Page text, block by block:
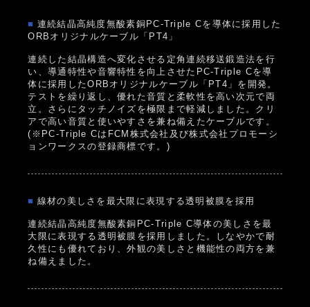
■ 連続結晶高純度無酸素銅PC-Triple Cを導体に採用した
ORBオリジナルケーブル「PT4」
連続した結晶構造へ変化させる定角連続移送鍛造法を行
い、導通特性や音響特性を向上させたPC-Triple Cを導
体に採用したORBオリジナルケーブル「PT4」を開発。
テストを繰り返し、優れた音質と柔軟性を高い次元で両
立。さらにタッチノイズを極限まで軽減しました。クリ
アで高い音質と使いやすさを兼ね備えたケーブルです。
(※PC-Triple CはFCM株式会社及び株式会社プロモーシ
ョンワークスの登録商標です。)
■ 線材の美しさを最大限に表現する透明被膜を採用
連続結晶高純度無酸素銅PC-Triple C導体の美しさを最
大限に表現する透明被膜を採用しました。しなやかで耐
久性にも優れており、外観の美しさと機能性の両方を兼
ね備えました。